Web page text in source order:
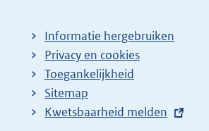
Informatie hergebruiken
Privacy en cookies
Toegankelijkheid
Sitemap
E
Kwetsbaarheid melden